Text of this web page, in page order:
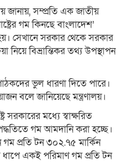
জানায়, সম্প্রতি এক জাতীয়
গম কিনছে বাংলাদেশ’
সেখানে সরকার থেকে সরকার
নিয়ে বিভ্রান্তিকর তথ্য উপস্থাপন
ভুল ধারণা দিতে পারে।
বলে জানিয়েছে মন্ত্রণালয়।
সরকারের মধ্যে স্বাক্ষরিত
গম আমদানি করা হচ্ছে।
গম প্রতি টন ৩০২.৭৫ মার্কিন
ধাপে একই পরিমাণ গম প্রতি টন